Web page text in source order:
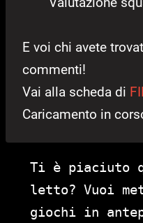
E voi chi avete
commenti!
Vai alla scheda di
Caricamento in
Ti è piaciuto
letto? Vuoi
giochi in